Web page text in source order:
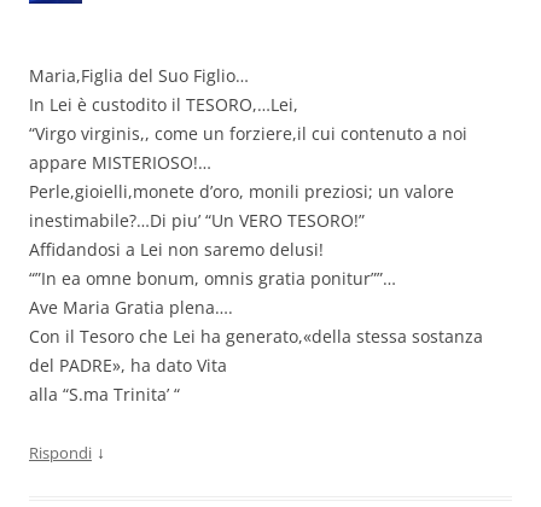
Maria,Figlia del Suo Figlio…
In Lei è custodito il TESORO,…Lei,
“Virgo virginis,, come un forziere,il cui contenuto a noi
appare MISTERIOSO!…
Perle,gioielli,monete d’oro, monili preziosi; un valore
inestimabile?…Di piu’ “Un VERO TESORO!”
Affidandosi a Lei non saremo delusi!
“”In ea omne bonum, omnis gratia ponitur””…
Ave Maria Gratia plena….
Con il Tesoro che Lei ha generato,«della stessa sostanza
del PADRE», ha dato Vita
alla “S.ma Trinita’ “
Rispondi ↓